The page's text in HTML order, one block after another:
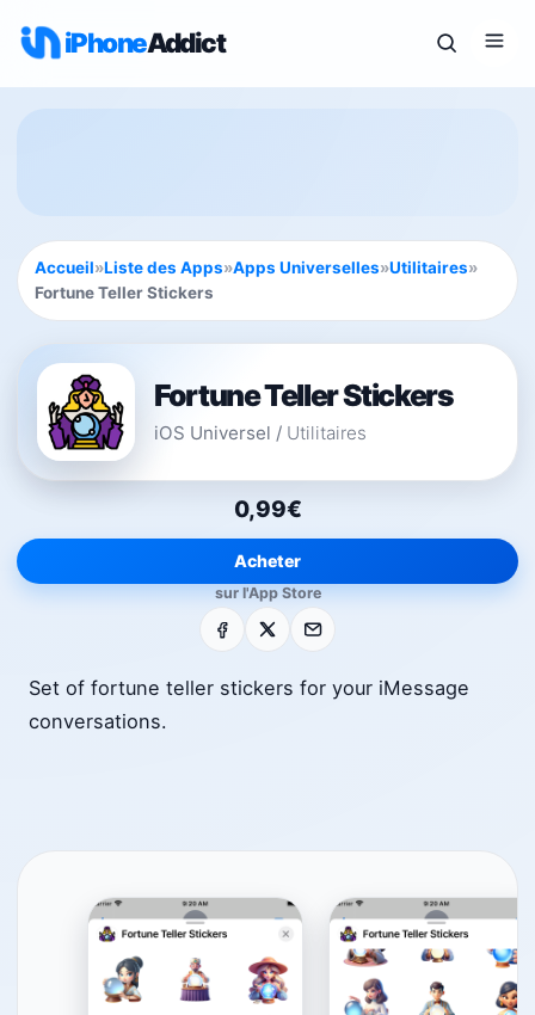
iPhoneAddict
Accueil»Liste des Apps»Apps Universelles»Utilitaires»
Fortune Teller Stickers
Fortune Teller Stickers
iOS Universel / Utilitaires
0,99€
Acheter
sur l'App Store
Facebook E-mail
Set of fortune teller stickers for your iMessage
conversations.